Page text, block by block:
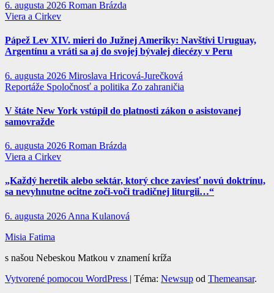
6. augusta 2026 Roman Brázda
Viera a Cirkev
Pápež Lev XIV. mieri do Južnej Ameriky: Navštívi Uruguay,
Argentínu a vráti sa aj do svojej bývalej diecézy v Peru
6. augusta 2026 Miroslava Hricová-Jurečková
Reportáže Spoločnosť a politika Zo zahraničia
V štáte New York vstúpil do platnosti zákon o asistovanej
samovražde
6. augusta 2026 Roman Brázda
Viera a Cirkev
„Každý heretik alebo sektár, ktorý chce zaviesť novú doktrínu,
sa nevyhnutne ocitne zoči-voči tradičnej liturgii…“
6. augusta 2026 Anna Kulanová
Misia Fatima
s našou Nebeskou Matkou v znamení kríža
Vytvorené pomocou WordPress | Téma: Newsup od Themeansar.